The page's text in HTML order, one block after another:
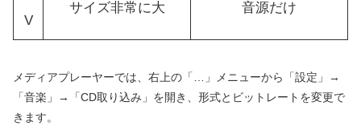
V
サイズ非常に大
音源だけ
メディアプレーヤーでは、右上の「…」メニューから「設定」→
「音楽」→「CD取り込み」を開き、形式とビットレートを変更で
きます。